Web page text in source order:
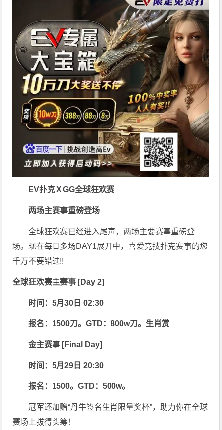
EV扑克ＸGG全球狂欢赛
两场主赛事重磅登场
全球狂欢赛已经进入尾声，两场主要赛事重磅登
场。现在每日多场DAY1展开中，喜爱竞技扑克赛事的您
千万不要错过!!
全球狂欢赛主赛事 [Day 2]
时间：5月30日 02:30
报名：1500刀。GTD：800w刀。 生肖赏
金主赛事 [Final Day]
时间：5月29日 20:30
报名：1500。GTD：500w。
冠军还加赠“丹牛签名生肖限量奖杯”，助力你在全球
赛场上拔得头筹！